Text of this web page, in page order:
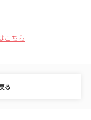
こちら
る